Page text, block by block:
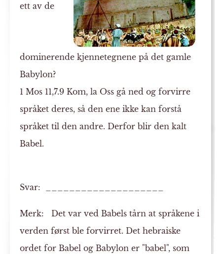
ett av de
dominerende kjennetegnene på det gamle
Babylon?
1 Mos 11,7.9 Kom, la Oss gå ned og forvirre
språket deres, så den ene ikke kan forstå
språket til den andre. Derfor blir den kalt
Babel.
Svar: ____________________
Merk: Det var ved Babels tårn at språkene i
verden først ble forvirret. Det hebraiske
ordet for Babel og Babylon er "babel", som